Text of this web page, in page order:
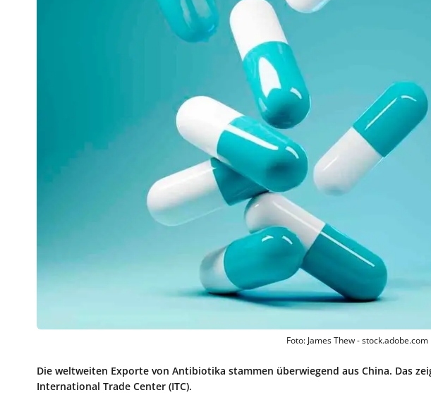
Foto: James Thew - stock.adobe.com
Die weltweiten Exporte von Antibiotika stammen überwiegend aus China. Das
International Trade Center (ITC).